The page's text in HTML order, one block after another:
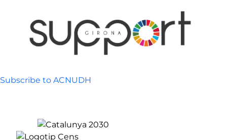
Subscribe to ACNUDH